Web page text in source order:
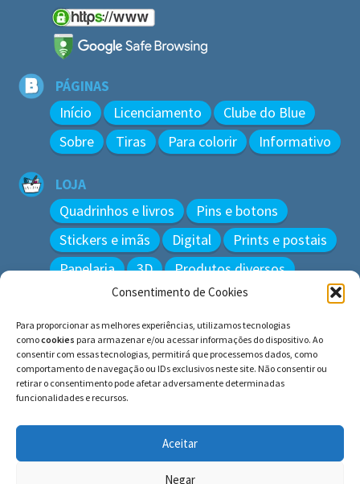
Consentimento de Cookies
Para proporcionar as melhores experiências, utilizamos tecnologias
comocookies para armazenar e/ou acessar informações do dispositivo. Ao
consentir com essas tecnologias, permitirá que processemos dados, como
comportamento de navegação ou IDs exclusivos neste site. Não consentir ou
retirar o consentimento pode afetar adversamente determinadas
funcionalidades e recursos.
Aceitar
Negar
PÁGINAS
Início Licenciamento
Clube do Blue
Sobre
Tiras Para colorir Informativo
LOJA
Quadrinhos e livros
Pins e botons
Stickers e imãs
Digital
Prints e postais
Papelaria
3D Produtos diversos
Pesquisar
por:
© BLUE e os gatos ∙ todos os direitos reservados.
Histórias inspiradas em gatos reais. Adote e cuide dos
gatos!